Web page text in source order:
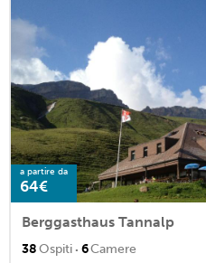
a partire da
64€
Berggasthaus Tannalp
38Ospiti · 6Camere